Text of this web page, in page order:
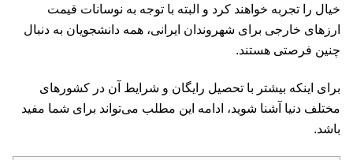
خیال را تجربه خواهند کرد و البته با توجه به نوسانات قیمت
ارزهای خارجی برای شهروندان ایرانی، همه دانشجویان به دنبال
چنین فرصتی هستند.
برای اینکه بیشتر با تحصیل رایگان و شرایط آن در کشورهای
مختلف دنیا آشنا شوید، ادامه این مطلب می‌تواند برای شما مفید
باشد.